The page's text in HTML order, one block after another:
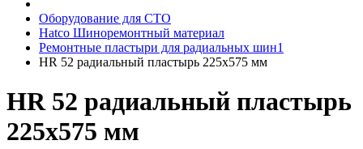
Оборудование для СТО
Hatco Шиноремонтный материал
Ремонтные пластыри для радиальных шин1
HR 52 радиальный пластырь 225х575 мм
HR 52 радиальный пластырь
225х575 мм